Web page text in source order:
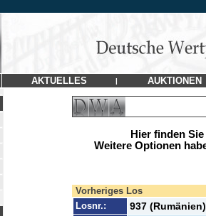
AKTUELLES | AUKTIONEN
Hier finden
Weitere Optionen
Vorheriges Los
Losnr.:
937 (Rumänien)